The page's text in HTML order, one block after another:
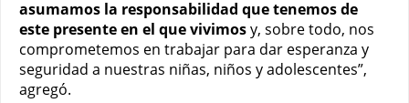
asumamos la responsabilidad que tenemos de
este presente en el que vivimosy, sobre todo, nos
comprometemos en trabajar para dar esperanza y
seguridad a nuestras niñas, niños y adolescentes”,
agregó.